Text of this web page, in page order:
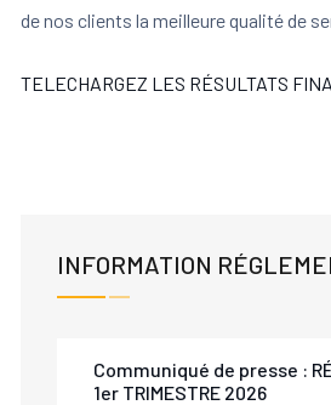
INFORMATION
Communiqué de presse :
1er TRIMESTRE 2026
de nos clients la meilleure qualité de
TELECHARGEZ LES RÉSULTATS